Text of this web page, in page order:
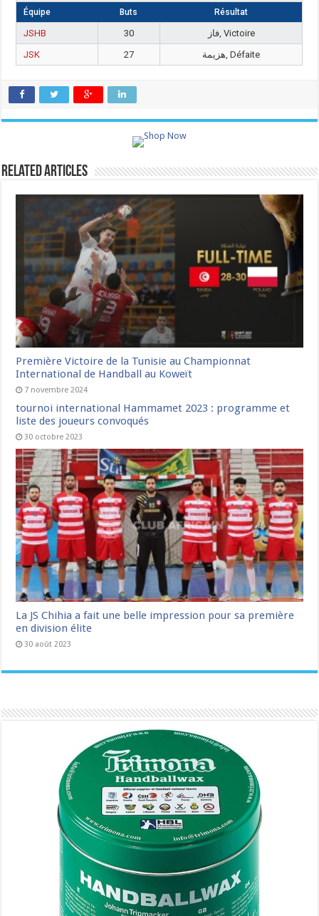
Équipe Buts Résultat
JSHB 30
فاز, Victoire
JSK
27 هزيمة, Défaite
Related Articles
Première Victoire de la Tunisie au Championnat
International de Handball au Koweït
7 novembre 2024
tournoi international Hammamet 2023 : programme et
liste des joueurs convoqués
30 octobre 2023
La JS Chihia a fait une belle impression pour sa première
en division élite
30 août 2023